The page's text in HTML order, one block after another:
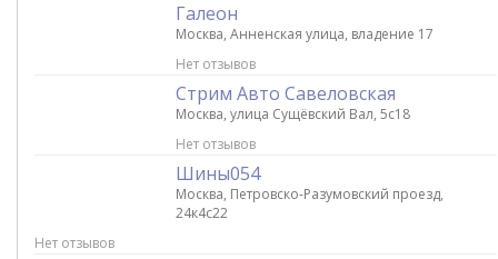
Галеон
Москва, Анненская улица, владение 17
Нет отзывов
Стрим Авто Савеловская
Москва, улица Сущёвский Вал, 5с18
Нет отзывов
Шины054
Москва, Петровско-Разумовский проезд,
24к4с22
Нет отзывов